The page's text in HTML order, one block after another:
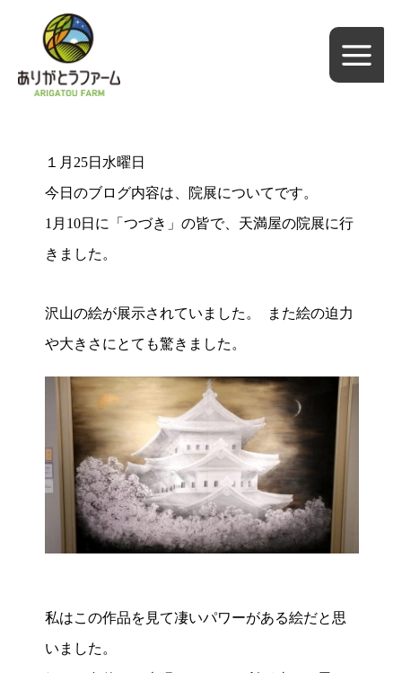
１月25日水曜日
今日のブログ内容は、院展についてです。
1月 10日に「つづき」の皆で、天満屋の院展に行
きました。
沢山の絵が展示されていました。
また絵の迫力
や大きさにとても驚きました。
私はこの作品を見て凄いパワーがある絵だと思
いました。